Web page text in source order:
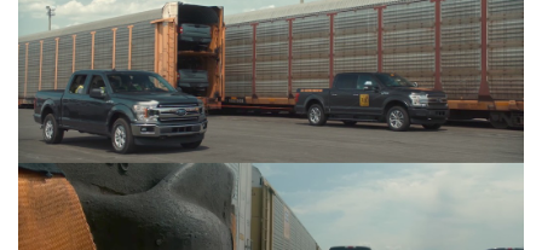
IT Times
生成式AI與雲端應用
Enterprise Digital Transformation
特集